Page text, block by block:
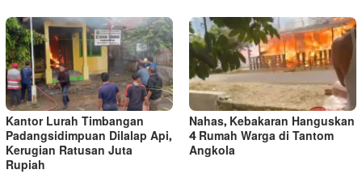
Kantor Lurah Timbangan
Padangsidimpuan Dilalap Api,
Kerugian Ratusan Juta
Rupiah
Nahas, Kebakaran Hanguskan
4 Rumah Warga di Tantom
Angkola